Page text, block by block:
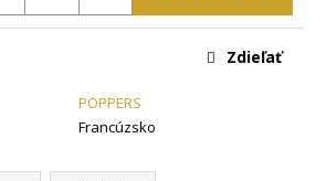
POPPERS
Francúzsko
Zdieľať